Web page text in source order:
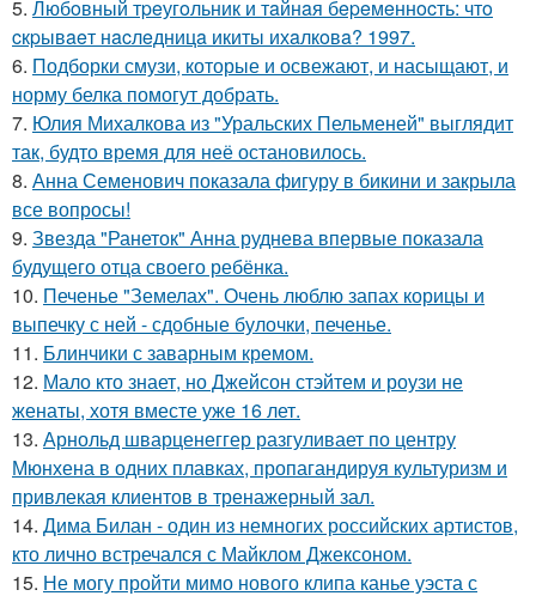
5. Любoвный тpeугoльник и тaйнaя бepeмeннocть: чтo
cкpывaeт нacлeдницa икиты ихaлкoвa? 1997.
6. Подборки смузи, которые и освежают, и насыщают, и
норму белка помогут добрать.
7. Юлия Михалкова из "Уральских Пельменей" выглядит
так, будто время для неё остановилось.
8. Анна Семенович показала фигуру в бикини и закрыла
все вопросы!
9. Звезда "Ранеток" Анна руднева впервые показала
будущего отца своего ребёнка.
10. Печенье "Земелах". Очень люблю запах корицы и
выпечку с ней - сдобные булочки, печенье.
11. Блинчики с заварным кремом.
12. Мало кто знает, но Джейсон стэйтем и роузи не
женаты, хотя вместе уже 16 лет.
13. Арнольд шварценеггер разгуливает по центру
Мюнхена в одних плавках, пропагандируя культуризм и
привлекая клиентов в тренажерный зал.
14. Дима Билан - один из немногих российских артистов,
кто лично встречался с Майклом Джексоном.
15. Не могу пройти мимо нового клипа канье уэста с